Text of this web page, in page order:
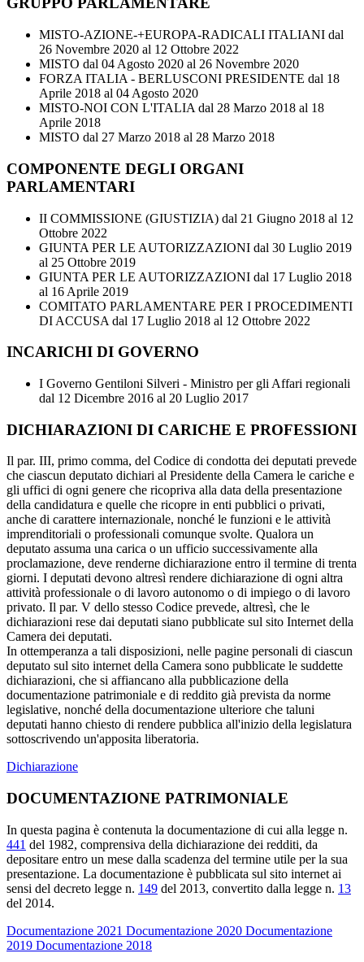
MISTO-AZIONE-+EUROPA-RADICALI ITALIANI dal
26 Novembre 2020 al 12 Ottobre 2022
MISTO dal 04 Agosto 2020 al 26 Novembre 2020
FORZA ITALIA - BERLUSCONI PRESIDENTE dal 18
Aprile 2018 al 04 Agosto 2020
MISTO-NOI CON L'ITALIA dal 28 Marzo 2018 al 18
Aprile 2018
MISTO dal 27 Marzo 2018 al 28 Marzo 2018
COMPONENTE DEGLI ORGANI
PARLAMENTARI
II COMMISSIONE (GIUSTIZIA) dal 21 Giugno 2018 al 12
Ottobre 2022
GIUNTA PER LE AUTORIZZAZIONI dal 30 Luglio 2019
al 25 Ottobre 2019
GIUNTA PER LE AUTORIZZAZIONI dal 17 Luglio 2018
al 16 Aprile 2019
COMITATO PARLAMENTARE PER I PROCEDIMENTI
DI ACCUSA dal 17 Luglio 2018 al 12 Ottobre 2022
INCARICHI DI GOVERNO
I Governo Gentiloni Silveri - Ministro per gli Affari regionali
dal 12 Dicembre 2016 al 20 Luglio 2017
DICHIARAZIONI DI CARICHE E PROFESSIONI
Il par. III, primo comma, del Codice di condotta dei deputati prevede
che ciascun deputato dichiari al Presidente della Camera le cariche e
gli uffici di ogni genere che ricopriva alla data della presentazione
della candidatura e quelle che ricopre in enti pubblici o privati,
anche di carattere internazionale, nonché le funzioni e le attività
imprenditoriali o professionali comunque svolte. Qualora un
deputato assuma una carica o un ufficio successivamente alla
proclamazione, deve renderne dichiarazione entro il termine di trenta
giorni. I deputati devono altresì rendere dichiarazione di ogni altra
attività professionale o di lavoro autonomo o di impiego o di lavoro
privato. Il par. V dello stesso Codice prevede, altresì, che le
dichiarazioni rese dai deputati siano pubblicate sul sito Internet della
Camera dei deputati.
In ottemperanza a tali disposizioni, nelle pagine personali di ciascun
deputato sul sito internet della Camera sono pubblicate le suddette
dichiarazioni, che si affiancano alla pubblicazione della
documentazione patrimoniale e di reddito già prevista da norme
legislative, nonché della documentazione ulteriore che taluni
deputati hanno chiesto di rendere pubblica all'inizio della legislatura
sottoscrivendo un'apposita liberatoria.
Dichiarazione
DOCUMENTAZIONE PATRIMONIALE
In questa pagina è contenuta la documentazione di cui alla legge n.
441 del 1982, comprensiva della dichiarazione dei redditi, da
depositare entro un mese dalla scadenza del termine utile per la sua
presentazione. La documentazione è pubblicata sul sito internet ai
sensi del decreto legge n. 149 del 2013, convertito dalla legge n. 13
del 2014.
Documentazione 2021 Documentazione 2020 Documentazione
2019 Documentazione 2018